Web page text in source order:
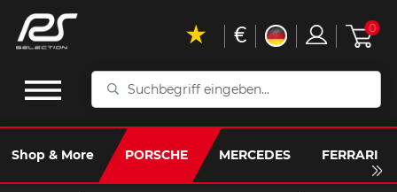
Suchbegriff
Shop & More PORSCHE MERCEDES FERRARI
€ 0